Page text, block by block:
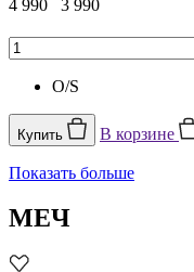
4 990 3 990
O/S
Купить В корзине
Показать больше
МЕЧ